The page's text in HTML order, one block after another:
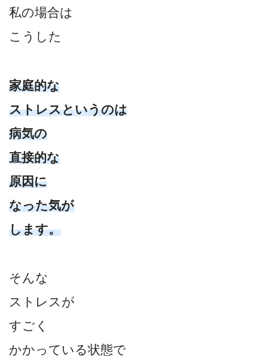
私の場合は
こうした
家庭的な
ストレスというのは
病気の
直接的な
原因に
なった気が
します。
そんな
ストレスが
すごく
かかっている状態で